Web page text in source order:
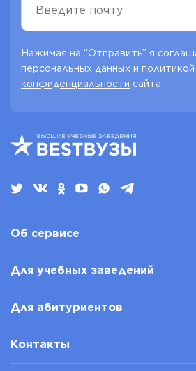
Нажимая на “Отправить” я
персональных данных и политикой
конфиденциальности сайта
Об сервисе
Для учебных заведений
Для абитуриентов
Контакты